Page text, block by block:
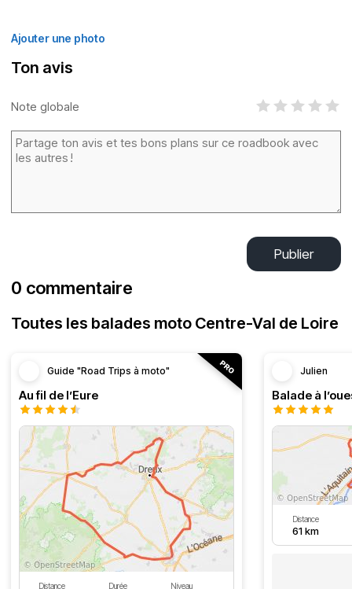
Ajouter une photo
Ton avis
Note globale
Publier
0 commentaire
Toutes les balades moto Centre-Val de Loire
Guide "Road Trips à moto"
Au fil de l’Eure
Distance Durée Niveau
Julien
Balade à
Distance
61 km